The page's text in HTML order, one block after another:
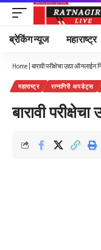
ब्रेकिंग न्यूज महाराष्ट्र
Home | बारावी परीक्षेचा उद्या ऑनलाईन
महाराष्ट्र रत्नागिरी अपडेट्स
बारावी